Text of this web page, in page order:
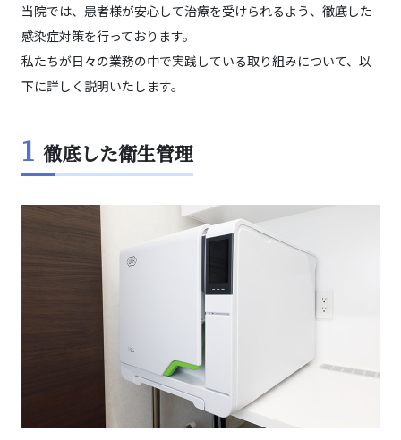
当院では、患者様が安心して治療を受けられるよう、徹底した
感染症対策を行っております。
私たちが日々の業務の中で実践している取り組みについて、以
下に詳しく説明いたします。
1 徹底した衛生管理